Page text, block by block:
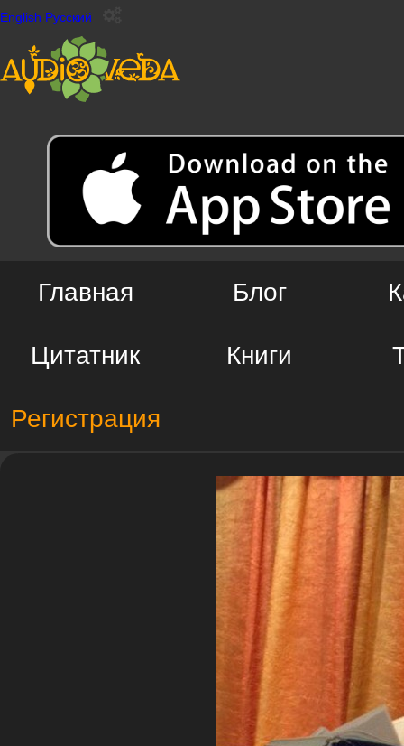
English Русский
Главная Блог
Цитатник Книги
Регистрация